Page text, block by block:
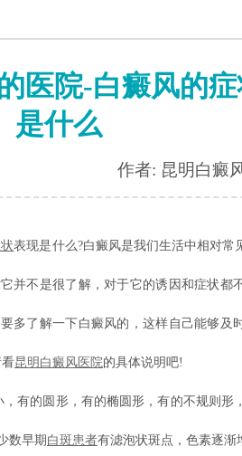
医院-白癜风的
是什么
作者: 昆明白癜
表现是什么?白癜风是我们生活中相对常
并不是很了解，对于它的诱因和症状都
多了解一下白癜风的，这样自己能够及
昆明白癜风医院的具体说明吧!
的圆形，有的椭圆形，有的不规则形
数早期 白斑患者有滤泡状斑点，色素逐渐